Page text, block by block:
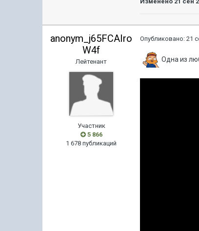
anonym_j65FCAIro
W4f
Лейтенант
Участник
5 866
1 678 публикаций
Опубликовано:21
Одна из